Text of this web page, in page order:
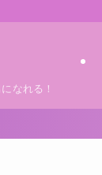
なれる！